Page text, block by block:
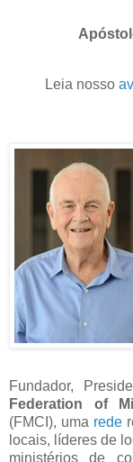
Leia nosso
Fundador,
Federation of
(FMCI), uma rede
locais, líderes de
ministérios de